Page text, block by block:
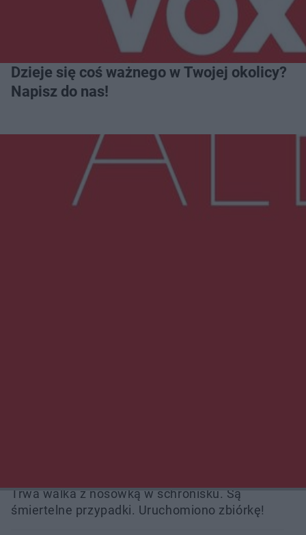
Dzieje się coś ważnego w Twojej okolicy?
Napisz do nas!
Więcej
Trwa walka z nosówką w schronisku. Są
śmiertelne przypadki. Uruchomiono zbiórkę!